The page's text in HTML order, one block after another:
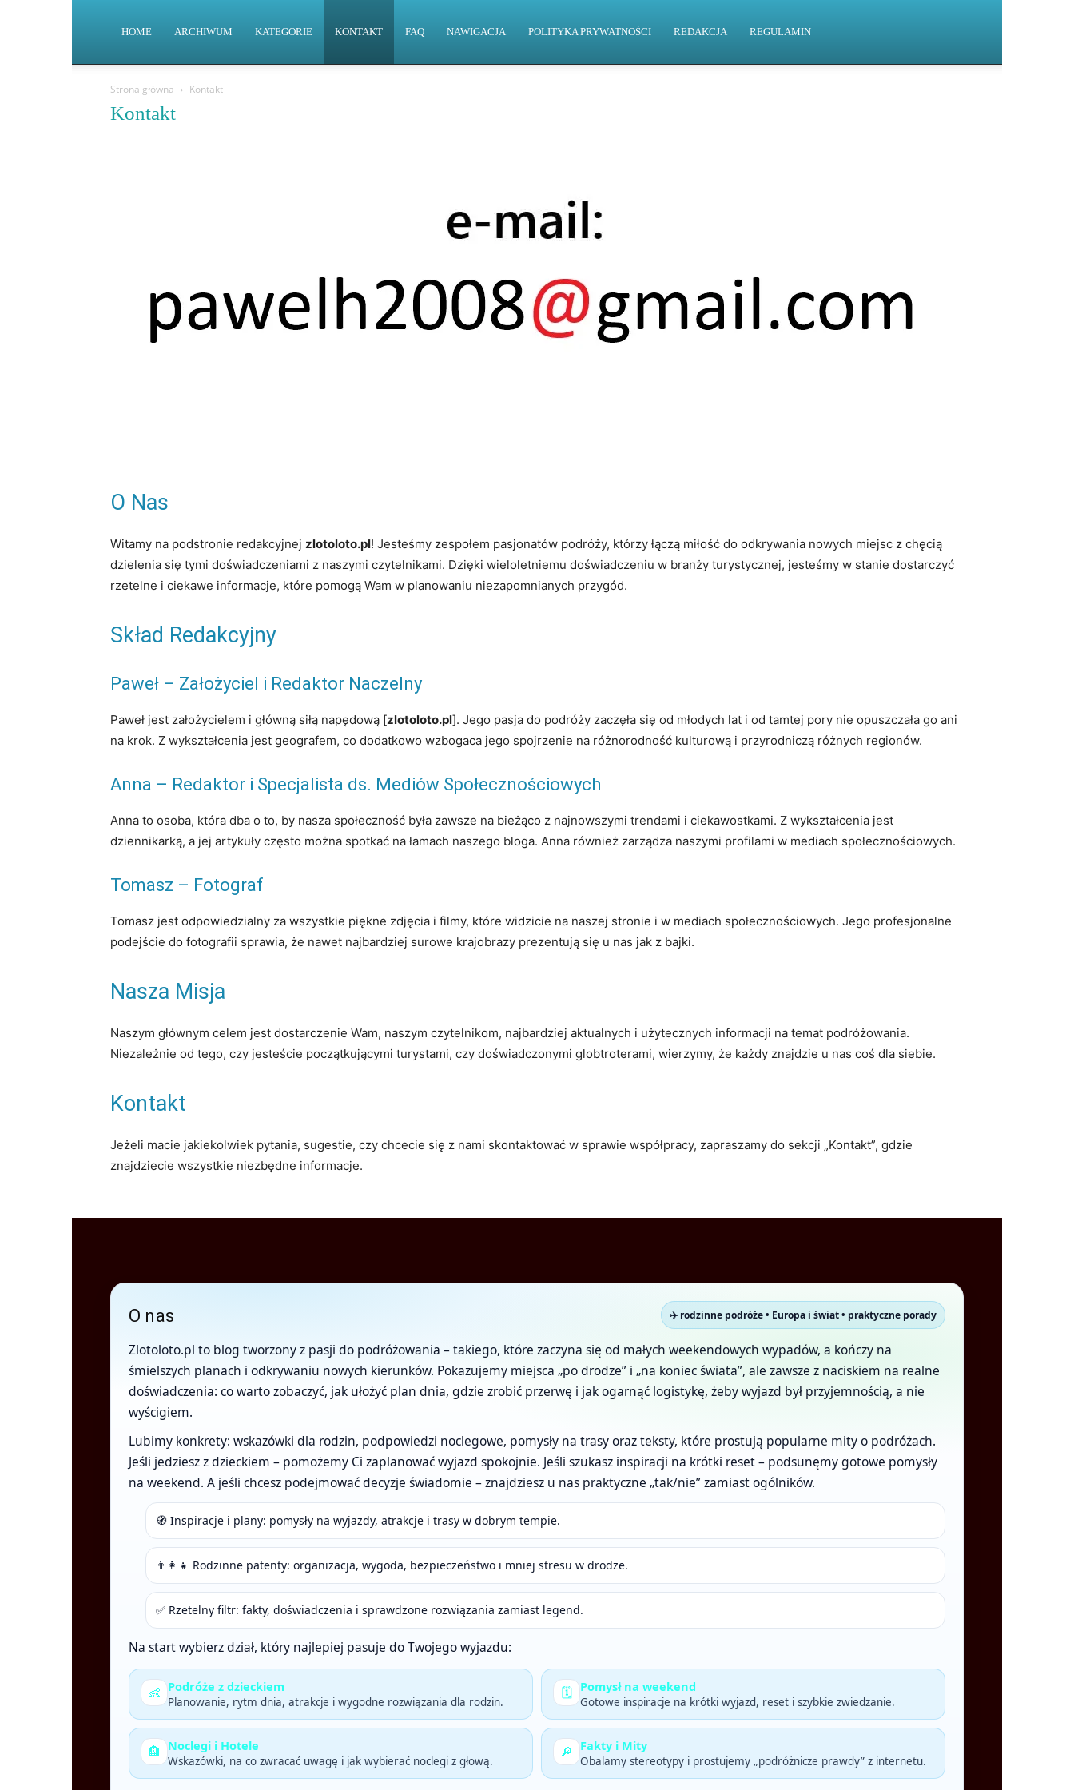
HOME ARCHIWUM KATEGORIE KONTAKT FAQ NAWIGACJA POLITYKA PRYWATNOŚCI REDAKCJA REGULAMIN
Strona główna Kontakt
Kontakt
O Nas
Witamy na podstronie redakcyjnej zlotoloto.pl! Jesteśmy zespołem pasjonatów podróży, którzy łączą miłość do odkrywania nowych miejsc z chęcią
dzielenia się tymi doświadczeniami z naszymi czytelnikami. Dzięki wieloletniemu doświadczeniu w branży turystycznej, jesteśmy w stanie dostarczyć
rzetelne i ciekawe informacje, które pomogą Wam w planowaniu niezapomnianych przygód.
Skład Redakcyjny
Paweł – Założyciel i Redaktor Naczelny
Paweł jest założycielem i główną siłą napędową [zlotoloto.pl]. Jego pasja do podróży zaczęła się od młodych lat i od tamtej pory nie opuszczała go ani
na krok. Z wykształcenia jest geografem, co dodatkowo wzbogaca jego spojrzenie na różnorodność kulturową i przyrodniczą różnych regionów.
Anna – Redaktor i Specjalista ds. Mediów Społecznościowych
Anna to osoba, która dba o to, by nasza społeczność była zawsze na bieżąco z najnowszymi trendami i ciekawostkami. Z wykształcenia jest
dziennikarką, a jej artykuły często można spotkać na łamach naszego bloga. Anna również zarządza naszymi profilami w mediach społecznościowych.
Tomasz – Fotograf
Tomasz jest odpowiedzialny za wszystkie piękne zdjęcia i filmy, które widzicie na naszej stronie i w mediach społecznościowych. Jego profesjonalne
podejście do fotografii sprawia, że nawet najbardziej surowe krajobrazy prezentują się u nas jak z bajki.
Nasza Misja
Naszym głównym celem jest dostarczenie Wam, naszym czytelnikom, najbardziej aktualnych i użytecznych informacji na temat podróżowania.
Niezależnie od tego, czy jesteście początkującymi turystami, czy doświadczonymi globtroterami, wierzymy, że każdy znajdzie u nas coś dla siebie.
Kontakt
Jeżeli macie jakiekolwiek pytania, sugestie, czy chcecie się z nami skontaktować w sprawie współpracy, zapraszamy do sekcji „Kontakt”, gdzie
znajdziecie wszystkie niezbędne informacje.
O nas ✈️ rodzinne podróże • Europa i świat • praktyczne porady
Zlotoloto.pl to blog tworzony z pasji do podróżowania – takiego, które zaczyna się od małych weekendowych wypadów, a kończy na
śmielszych planach i odkrywaniu nowych kierunków. Pokazujemy miejsca „po drodze” i „na koniec świata”, ale zawsze z naciskiem na realne
doświadczenia: co warto zobaczyć, jak ułożyć plan dnia, gdzie zrobić przerwę i jak ogarnąć logistykę, żeby wyjazd był przyjemnością, a nie
wyścigiem.
Lubimy konkrety: wskazówki dla rodzin, podpowiedzi noclegowe, pomysły na trasy oraz teksty, które prostują popularne mity o podróżach.
Jeśli jedziesz z dzieckiem – pomożemy Ci zaplanować wyjazd spokojnie. Jeśli szukasz inspiracji na krótki reset – podsunęmy gotowe pomysły
na weekend. A jeśli chcesz podejmować decyzje świadomie – znajdziesz u nas praktyczne „tak/nie” zamiast ogólników.
🧭 Inspiracje i plany: pomysły na wyjazdy, atrakcje i trasy w dobrym tempie.
👨‍👩‍👧 Rodzinne patenty: organizacja, wygoda, bezpieczeństwo i mniej stresu w drodze.
✅ Rzetelny filtr: fakty, doświadczenia i sprawdzone rozwiązania zamiast legend.
Na start wybierz dział, który najlepiej pasuje do Twojego wyjazdu:
👶 Podróże z dzieckiem
Planowanie, rytm dnia, atrakcje i wygodne rozwiązania dla rodzin.
🗓️ Pomysł na weekend
Gotowe inspiracje na krótki wyjazd, reset i szybkie zwiedzanie.
🏨 Noclegi i Hotele
Wskazówki, na co zwracać uwagę i jak wybierać noclegi z głową.
🔎 Fakty i Mity
Obalamy stereotypy i prostujemy „podróżnicze prawdy” z internetu.